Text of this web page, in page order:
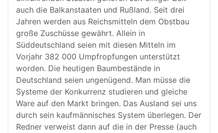
auch die Balkanstaaten und Rußland. Seit drei
Jahren werden aus Reichsmitteln dem Obstbau
große Zuschüsse gewährt. Allein in
Süddeutschland seien mit diesen Mitteln im
Vorjahr 382 000 Umpfropfungen unterstützt
worden. Die heutigen Baumbestände in
Deutschland seien ungenügend. Man müsse die
Systeme der Konkurrenz studieren und gleiche
Ware auf den Markt bringen. Das Ausland sei uns
durch sein kaufmännisches System überlegen. Der
Redner verweist dann auf die in der Presse (auch